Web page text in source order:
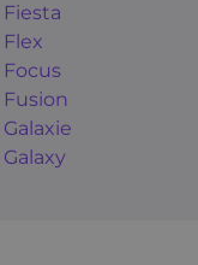
Focus
Fusion